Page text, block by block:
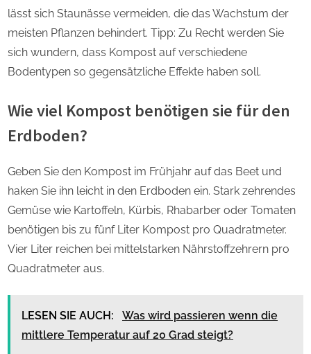
lässt sich Staunässe vermeiden, die das Wachstum der
meisten Pflanzen behindert. Tipp: Zu Recht werden Sie
sich wundern, dass Kompost auf verschiedene
Bodentypen so gegensätzliche Effekte haben soll.
Wie viel Kompost benötigen sie für den
Erdboden?
Geben Sie den Kompost im Frühjahr auf das Beet und
haken Sie ihn leicht in den Erdboden ein. Stark zehrendes
Gemüse wie Kartoffeln, Kürbis, Rhabarber oder Tomaten
benötigen bis zu fünf Liter Kompost pro Quadratmeter.
Vier Liter reichen bei mittelstarken Nährstoffzehrern pro
Quadratmeter aus.
LESEN SIE AUCH:
Was wird passieren wenn die
mittlere Temperatur auf 20 Grad steigt?